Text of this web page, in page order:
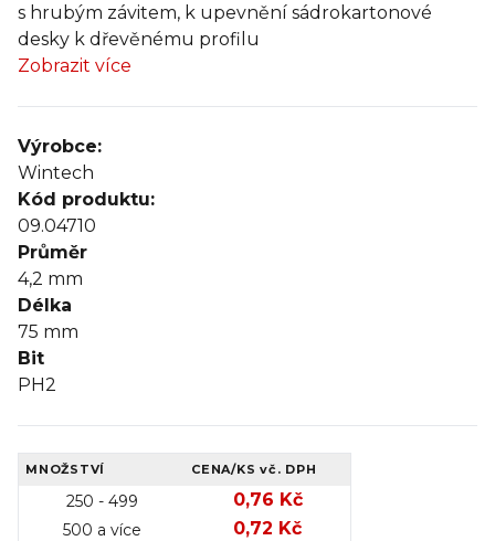
s hrubým závitem, k upevnění sádrokartonové
desky k dřevěnému profilu
Zobrazit více
Výrobce:
Wintech
Kód produktu:
09.04710
Průměr
4,2 mm
Délka
75 mm
Bit
PH2
MNOŽSTVÍ CENA/KSvč. DPH
250 - 499 0,76 Kč
500 a více 0,72 Kč